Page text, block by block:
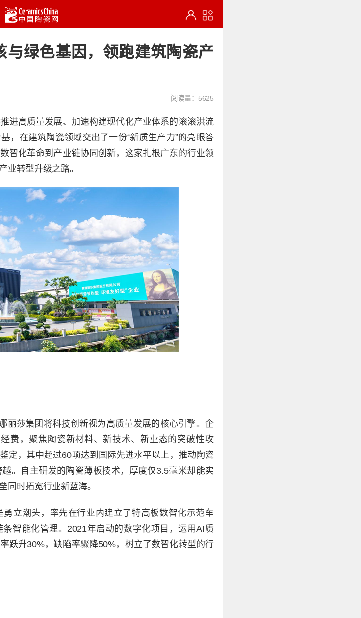
与绿色基因，领跑建筑陶瓷产
阅读量：5625
进高质量发展、加速构建现代化产业体系的滚滚洪流
，在建筑陶瓷领域交出了一份“新质生产力”的亮眼答
智化革命到产业链协同创新，这家扎根广东的行业领
业转型升级之路。
丽莎集团将科技创新视为高质量发展的核心引擎。企
费，聚焦陶瓷新材料、新技术、新业态的突破性攻
定，其中超过60项达到国际先进水平以上，推动陶瓷
。自主研发的陶瓷薄板技术，厚度仅3.5毫米却能实
同时拓宽行业新蓝海。
立潮头，率先在行业内建立了特高板数智化示范车
智能化管理。2021年启动的数字化项目，运用AI质
跃升30%，缺陷率骤降50%，树立了数智化转型的行